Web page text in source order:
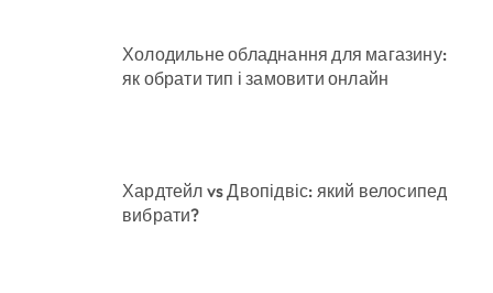
Холодильне обладнання для магазину:
як обрати тип і замовити онлайн
Хардтейл vs Двопідвіс: який велосипед
вибрати?